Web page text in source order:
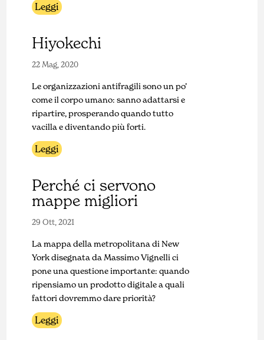
Leggi
Hiyokechi
22 Mag, 2020
Le organizzazioni antifragili sono un po’
come il corpo umano: sanno adattarsi e
ripartire, prosperando quando tutto
vacilla e diventando più forti.
Leggi
Perché ci servono
mappe migliori
29 Ott, 2021
La mappa della metropolitana di New
York disegnata da Massimo Vignelli ci
pone una questione importante: quando
ripensiamo un prodotto digitale a quali
fattori dovremmo dare priorità?
Leggi